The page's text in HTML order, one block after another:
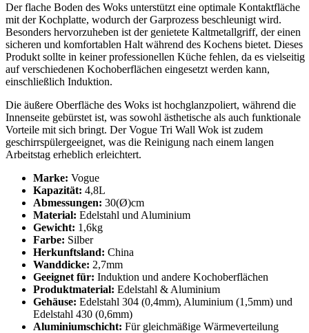
Der flache Boden des Woks unterstützt eine optimale Kontaktfläche
mit der Kochplatte, wodurch der Garprozess beschleunigt wird.
Besonders hervorzuheben ist der genietete Kaltmetallgriff, der einen
sicheren und komfortablen Halt während des Kochens bietet. Dieses
Produkt sollte in keiner professionellen Küche fehlen, da es vielseitig
auf verschiedenen Kochoberflächen eingesetzt werden kann,
einschließlich Induktion.
Die äußere Oberfläche des Woks ist hochglanzpoliert, während die
Innenseite gebürstet ist, was sowohl ästhetische als auch funktionale
Vorteile mit sich bringt. Der Vogue Tri Wall Wok ist zudem
geschirrspülergeeignet, was die Reinigung nach einem langen
Arbeitstag erheblich erleichtert.
Marke: Vogue
Kapazität: 4,8L
Abmessungen: 30(Ø)cm
Material: Edelstahl und Aluminium
Gewicht: 1,6kg
Farbe: Silber
Herkunftsland: China
Wanddicke: 2,7mm
Geeignet für: Induktion und andere Kochoberflächen
Produktmaterial: Edelstahl & Aluminium
Gehäuse: Edelstahl 304 (0,4mm), Aluminium (1,5mm) und
Edelstahl 430 (0,6mm)
Aluminiumschicht: Für gleichmäßige Wärmeverteilung